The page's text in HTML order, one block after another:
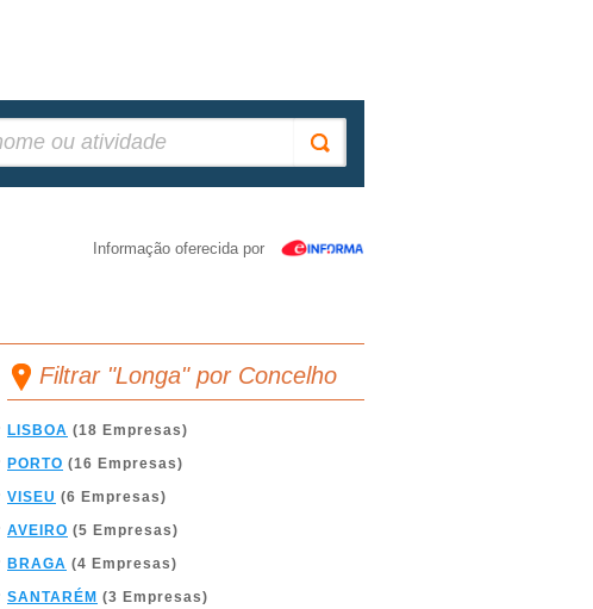
Informação oferecida por
Filtrar "Longa" por Concelho
LISBOA (18 Empresas)
PORTO (16 Empresas)
VISEU (6 Empresas)
AVEIRO (5 Empresas)
BRAGA (4 Empresas)
SANTARÉM (3 Empresas)